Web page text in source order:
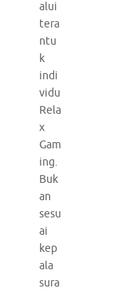
alui
tera
ntu
k
indi
vidu
Rela
x
Gam
ing.
Buk
an
sesu
ai
kep
ala
sura